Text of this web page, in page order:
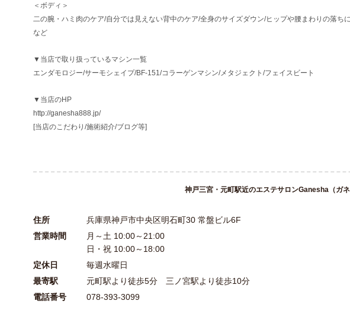
＜ボディ＞
二の腕・ハミ肉のケア/自分では見えない背中のケア/全身のサイズダウン/ヒップや腰まわりの落ち
など
▼当店で取り扱っているマシン一覧
エンダモロジー/サーモシェイプ/BF-151/コラーゲンマシン/メタジェクト/フェイスビート
▼当店のHP
http://ganesha888.jp/
[当店のこだわり/施術紹介/ブログ等]
神戸三宮・元町駅近のエステサロンGanesha（ガ
住所
兵庫県神戸市中央区明石町30 常盤ビル6F
営業時間
月～土 10:00～21:00
日・祝 10:00～18:00
定休日
毎週水曜日
最寄駅
元町駅より徒歩5分 三ノ宮駅より徒歩10分
電話番号
078-393-3099